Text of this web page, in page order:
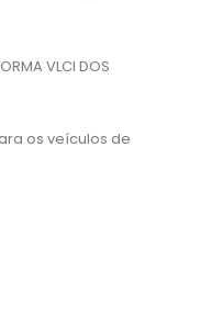
VLCI DOS
os veículos de